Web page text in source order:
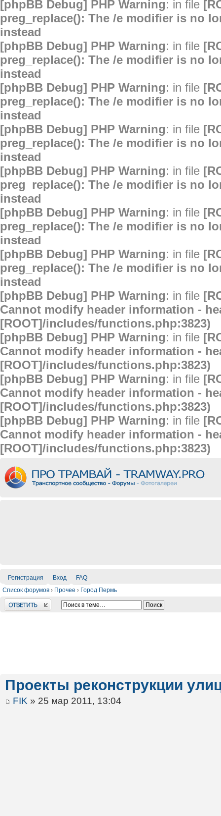
[phpBB Debug] PHP Warning: in file
preg_replace(): The /e modifier is no
instead
[phpBB Debug] PHP Warning: in file
preg_replace(): The /e modifier is no
instead
[phpBB Debug] PHP Warning: in file
preg_replace(): The /e modifier is no
instead
[phpBB Debug] PHP Warning: in file
preg_replace(): The /e modifier is no
instead
[phpBB Debug] PHP Warning: in file
preg_replace(): The /e modifier is no
instead
[phpBB Debug] PHP Warning: in file
preg_replace(): The /e modifier is no
instead
[phpBB Debug] PHP Warning: in file
preg_replace(): The /e modifier is no
instead
[phpBB Debug] PHP Warning: in file
Cannot modify header information -
[ROOT]/includes/functions.php:3823)
[phpBB Debug] PHP Warning: in file
Cannot modify header information -
[ROOT]/includes/functions.php:3823)
[phpBB Debug] PHP Warning: in file
Cannot modify header information -
[ROOT]/includes/functions.php:3823)
[phpBB Debug] PHP Warning: in file
Cannot modify header information -
[ROOT]/includes/functions.php:3823)
Регистрация Вход
FAQ
Список форумов › Прочее › Город Пермь
Ответить
Проекты реконструкции
FIK » 25 мар 2011, 13:04